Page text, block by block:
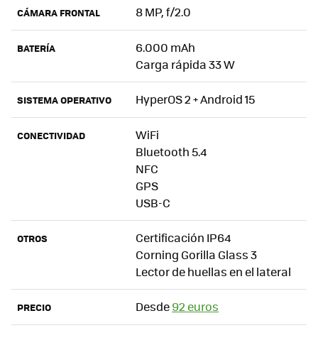
CÁMARA FRONTAL 8 MP, f/2.0
BATERÍA
6.000 mAh
Carga rápida 33 W
SISTEMA OPERATIVO HyperOS 2 + Android 15
CONECTIVIDAD
WiFi
Bluetooth 5.4
NFC
GPS
USB-C
OTROS
Certificación IP64
Corning Gorilla Glass 3
Lector de huellas en el lateral
PRECIO Desde92 euros